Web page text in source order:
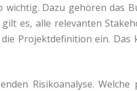
Dazu gehören das
es, alle relevanten
Projektdefinition ein. Das
Risikoanalyse.